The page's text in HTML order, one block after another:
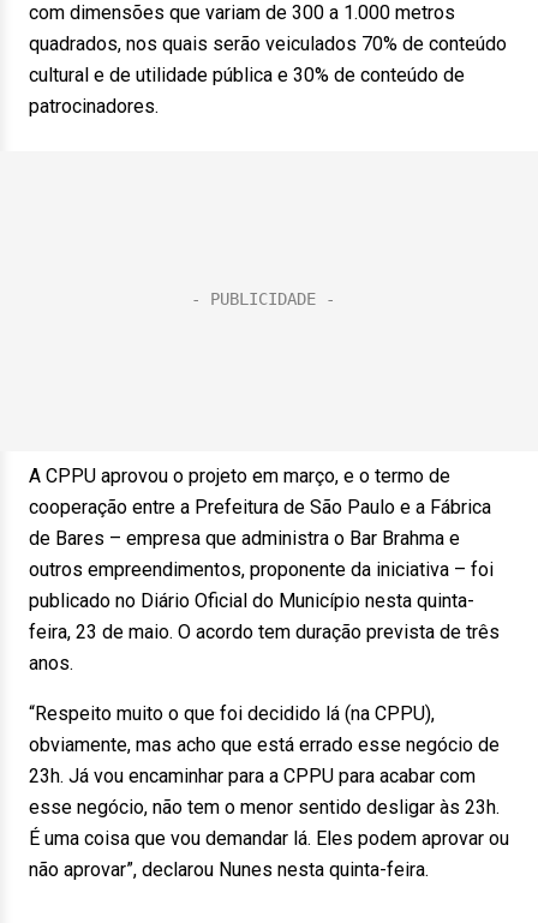
com dimensões que variam de 300 a 1.000 metros
quadrados, nos quais serão veiculados 70% de conteúdo
cultural e de utilidade pública e 30% de conteúdo de
patrocinadores.
A CPPU aprovou o projeto em março, e o termo de
cooperação entre a Prefeitura de São Paulo e a Fábrica
de Bares – empresa que administra o Bar Brahma e
outros empreendimentos, proponente da iniciativa – foi
publicado no Diário Oficial do Município nesta quinta-
feira, 23 de maio. O acordo tem duração prevista de três
anos.
“Respeito muito o que foi decidido lá (na CPPU),
obviamente, mas acho que está errado esse negócio de
23h. Já vou encaminhar para a CPPU para acabar com
esse negócio, não tem o menor sentido desligar às 23h.
É uma coisa que vou demandar lá. Eles podem aprovar ou
não aprovar”, declarou Nunes nesta quinta-feira.